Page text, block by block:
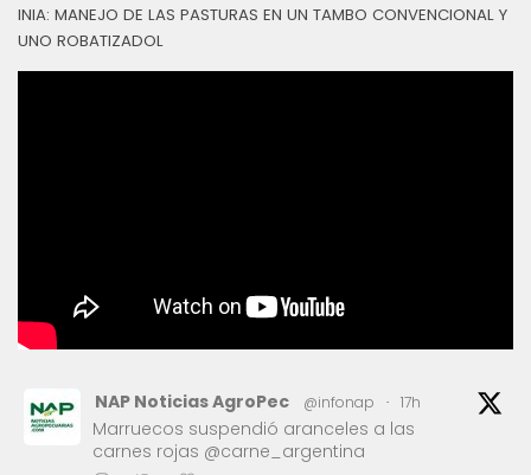
INIA: MANEJO DE LAS PASTURAS EN UN TAMBO CONVENCIONAL Y
UNO ROBATIZADOL
NAP Noticias AgroPec @infonap · 17h
Marruecos suspendió aranceles a las
carnes rojas @carne_argentina